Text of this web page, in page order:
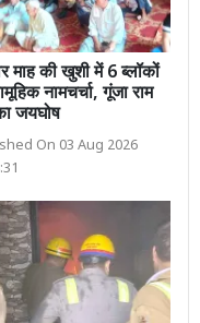
माह की खुशी में 6 ब्लॉकों
नामचर्चा, गूंजा राम
जयघोष
On 03 Aug 2026